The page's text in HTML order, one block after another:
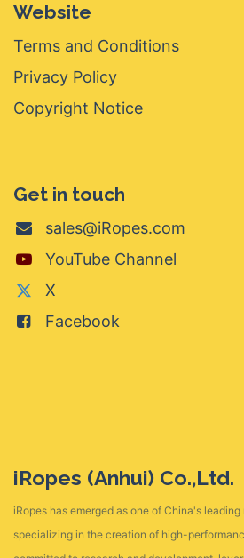
Website
Terms and Conditions
Privacy Policy
Copyright Notice
Get in touch
sales@iRopes.com
YouTube Channel
X
Facebook
iRopes (Anhui) Co.,Ltd.
iRopes has emerged as one of China's
specializing in the creation of high-